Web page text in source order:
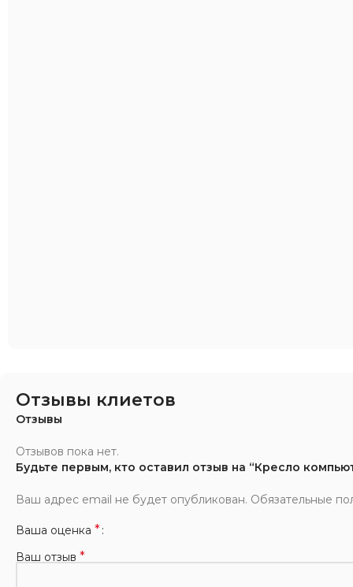
Отзывы клиетов
Отзывы
Отзывов пока нет.
Будьте первым, кто оставил отзыв на “Кресло
Ваш адрес email не будет опубликован. Обязательные
Ваша оценка *
Ваш отзыв *